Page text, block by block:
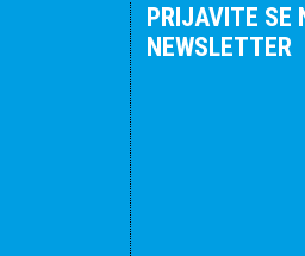
PRIJAVITE SE
NEWSLETTER